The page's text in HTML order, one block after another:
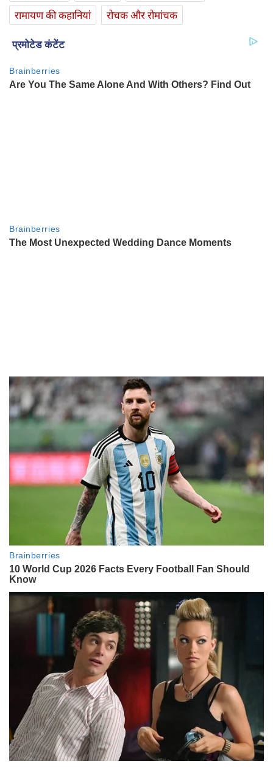
रामायण की कहानियां
रोचक और रोमांचक